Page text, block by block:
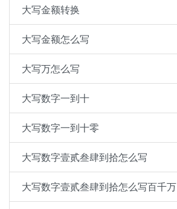
大写金额转换
大写金额怎么写
大写万怎么写
大写数字一到十
大写数字一到十零
大写数字壹贰叁肆到拾怎么写
大写数字壹贰叁肆到拾怎么写百千万